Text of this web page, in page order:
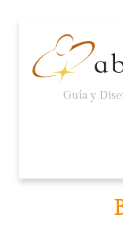
Guía y